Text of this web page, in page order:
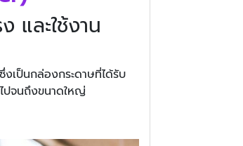
และใช้งาน
เป็นกล่องกระดาษที่ได้รับ
ปจนถึงขนาดใหญ่